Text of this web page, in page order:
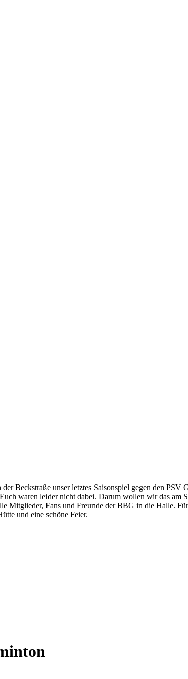
Beckstraße unser letztes Saisonspiel gegen den
waren leider nicht dabei. Darum wollen wir das
Mitglieder, Fans und Freunde der BBG in die Halle.
und eine schöne Feier.